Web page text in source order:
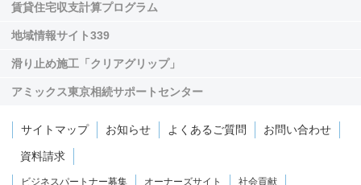
賃貸住宅収支計算プログラム
地域情報サイト339
滑り止め施工「クリアグリップ」
アミックス東京相続サポートセンター
サイトマップ お知らせ よくあるご質問 お問い合わせ
資料請求
ビジネスパートナー募集 オーナーズサイト 社会貢献